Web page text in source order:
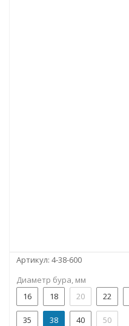
Артикул: 4-38-600
Диаметр бура, мм
16
18 20 22
35 38 40 50